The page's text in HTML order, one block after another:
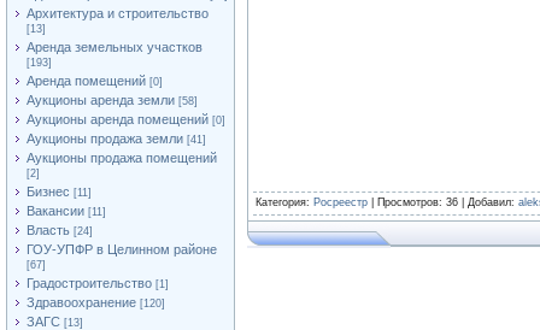
Архитектура и строительство
[13]
Аренда земельных участков
[193]
Аренда помещений [0]
Аукционы аренда земли [58]
Аукционы аренда помещений [0]
Аукционы продажа земли [41]
Аукционы продажа помещений
[2]
Бизнес [11]
Вакансии [11]
Власть [24]
ГОУ-УПФР в Целинном районе
[67]
Градостроительство [1]
Здравоохранение [120]
ЗАГС [13]
Категория: Росреестр Просмотров: 36 | Добавил: